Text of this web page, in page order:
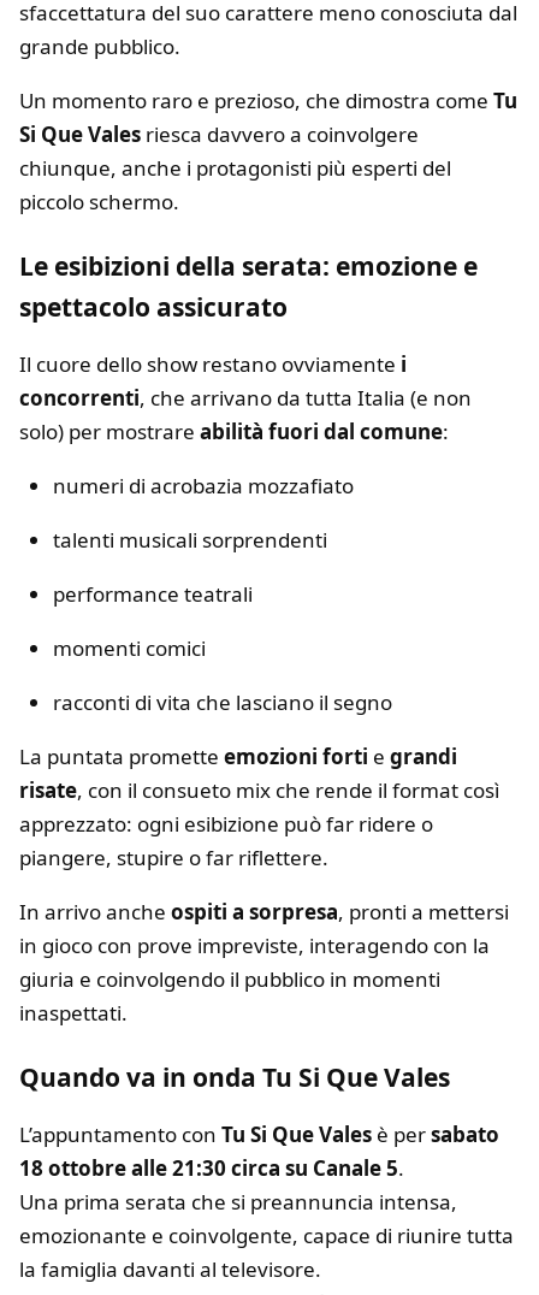
sfaccettatura del suo carattere meno conosciuta dal
grande pubblico.
Un momento raro e prezioso, che dimostra come Tu
Si Que Vales riesca davvero a coinvolgere
chiunque, anche i protagonisti più esperti del
piccolo schermo.
Le esibizioni della serata: emozione e
spettacolo assicurato
Il cuore dello show restano ovviamente i
concorrenti, che arrivano da tutta Italia (e non
solo) per mostrare abilità fuori dal comune:
numeri di acrobazia mozzafiato
talenti musicali sorprendenti
performance teatrali
momenti comici
racconti di vita che lasciano il segno
La puntata promette emozioni forti e grandi
risate, con il consueto mix che rende il format così
apprezzato: ogni esibizione può far ridere o
piangere, stupire o far riflettere.
In arrivo anche ospiti a sorpresa, pronti a mettersi
in gioco con prove impreviste, interagendo con la
giuria e coinvolgendo il pubblico in momenti
inaspettati.
Quando va in onda Tu Si Que Vales
L’appuntamento con Tu Si Que Vales è persabato
18 ottobre alle 21:30 circa su Canale 5.
Una prima serata che si preannuncia intensa,
emozionante e coinvolgente, capace di riunire tutta
la famiglia davanti al televisore.